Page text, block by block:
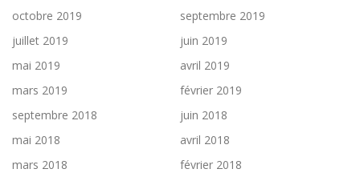
octobre 2019
septembre 2019
juillet 2019
juin 2019
mai 2019
avril 2019
mars 2019
février 2019
septembre 2018
juin 2018
mai 2018
avril 2018
mars 2018
février 2018